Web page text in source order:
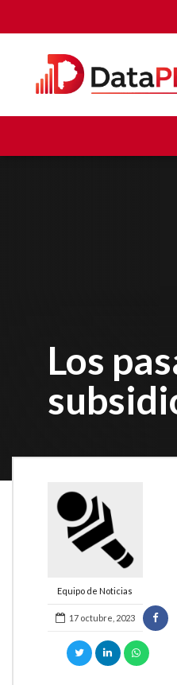
Los
Equipo de Noticias
17 octubre, 2023